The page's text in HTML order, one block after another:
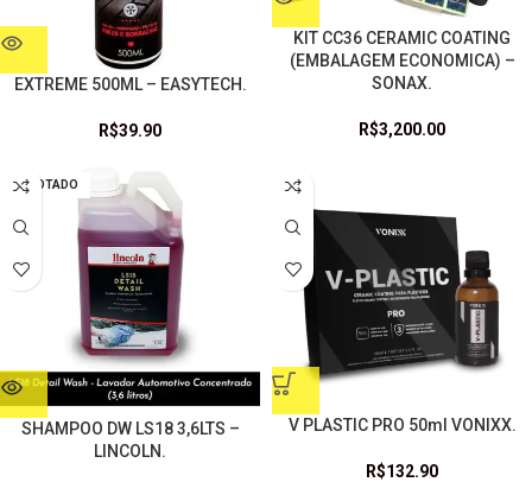
EXTREME 500ML – EASYTECH.
R$39.90
KIT CC36 CERAMIC COATING
(EMBALAGEM ECONOMICA) –
SONAX.
R$3,200.00
ESGOTADO
SHAMPOO DW LS18 3,6LTS –
LINCOLN.
V PLASTIC PRO 50ml VONIXX.
R$132.90